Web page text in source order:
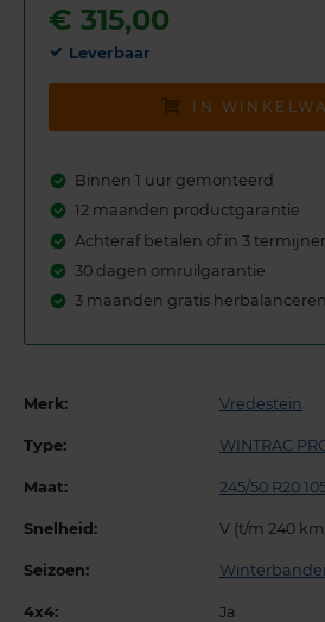
€ 315,00
Leverbaar
IN
Binnen 1 uur gemonteerd
12 maanden productgarantie
Achteraf betalen of in 3
30 dagen omruilgarantie
3 maanden gratis herbalanceren
Merk: Vredestein
Type: WINTRAC
Maat: 245/50 R20
Snelheid: V (t/m 240
Seizoen:
4x4: Ja